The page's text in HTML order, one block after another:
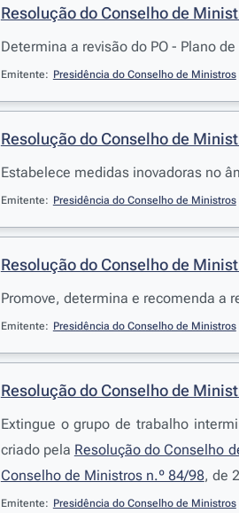
Resolução do Conselho de
Determina a revisão do PO - Plano
Emitente: Presidência do Conselho de Ministros
Resolução do Conselho de
Estabelece medidas inovadoras no
Emitente: Presidência do Conselho de Ministros
Resolução do Conselho de
Promove, determina e recomenda a
Emitente: Presidência do Conselho de Ministros
Resolução do Conselho de
Extingue o grupo de trabalho
criado pela Resolução do Conselho
Conselho de Ministros n.º 84/98, de
Emitente: Presidência do Conselho de Ministros